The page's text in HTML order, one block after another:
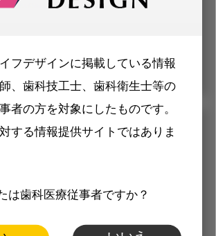
フデザインに掲載している情報
、歯科技工士、歯科衛生士等の
者の方を対象にしたものです。
する情報提供サイトではありま
は歯科医療従事者ですか？
メリット